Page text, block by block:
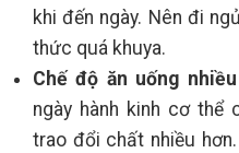
khi đến ngày. Nên đi
thức quá khuya.
Chế độ ăn uống
ngày hành kinh cơ thể
trao đổi chất nhiều